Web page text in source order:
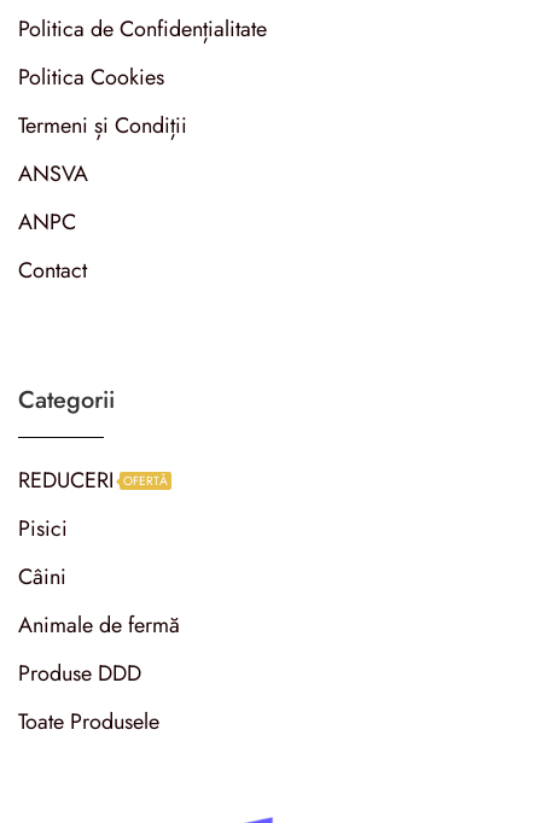
Politica de Confidențialitate
Politica Cookies
Termeni și Condiții
ANSVA
ANPC
Contact
Categorii
REDUCERI OFERTĂ
Pisici
Câini
Animale de fermă
Produse DDD
Toate Produsele